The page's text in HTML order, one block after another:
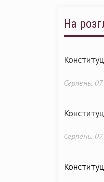
На
Серпень,
Серпень,